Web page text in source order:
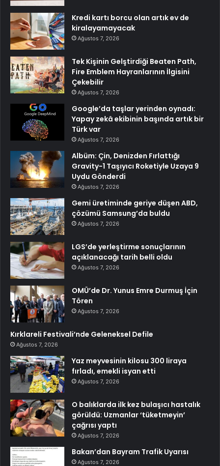
Kredi kartı borcu olan artık ev de
kiralayamayacak
Ağustos 7, 2026
Tek Kişinin Gelştirdiği Beaten Path,
Fire Emblem Hayranlarının İlgisini
Çekebilir
Ağustos 7, 2026
Google’da taşlar yerinden oynadı:
Yapay zekâ ekibinin başında artık bir
Türk var
Ağustos 7, 2026
Albüm: Çin, Denizden Fırlattığı
Gravity-1 Taşıyıcı Roketiyle Uzaya 9
Uydu Gönderdi
Ağustos 7, 2026
Gemi üretiminde geriye düşen ABD,
çözümü Samsung’da buldu
Ağustos 7, 2026
LGS’de yerleştirme sonuçlarının
açıklanacağı tarih belli oldu
Ağustos 7, 2026
OMÜ’de Dr. Yunus Emre Durmuş İçin
Tören
Ağustos 7, 2026
Kırklareli Festivali’nde Geleneksel Defile
Ağustos 7, 2026
Yaz meyvesinin kilosu 300 liraya
fırladı, emekli isyan etti
Ağustos 7, 2026
O balıklarda ilk kez bulaşıcı hastalık
görüldü: Uzmanlar ‘tüketmeyin’
çağrısı yaptı
Ağustos 7, 2026
Bakan’dan Bayram Trafik Uyarısı
Ağustos 7, 2026